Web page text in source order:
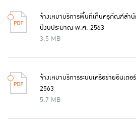
จ้างเหมาบริการพื้นที่เก็บครุภัณฑ์สำนั
ปีงบประมาณ พ.ศ. 2563
3.5 MB
จ้างเหมาบริการระบบเครือข่ายอินเ
2563
5.7 MB